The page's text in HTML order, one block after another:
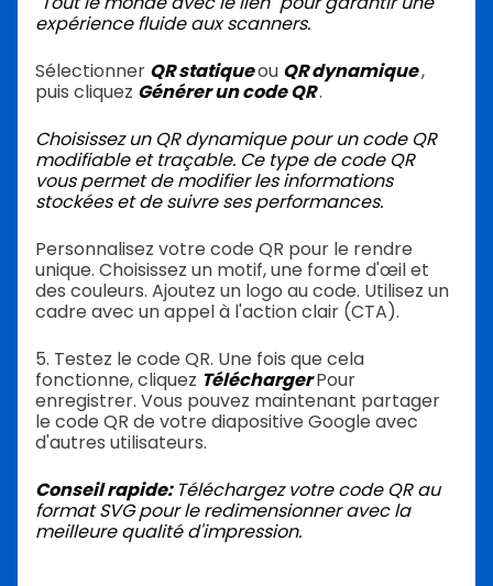
expérience fluide aux scanners.
Sélectionner QR statiqueou QR dynamique,
puis cliquez Générer un code QR.
Choisissez un QR dynamique pour un code QR
modifiable et traçable. Ce type de code QR
vous permet de modifier les informations
stockées et de suivre ses performances.
Personnalisez votre code QR pour le rendre
unique. Choisissez un motif, une forme d'œil et
des couleurs. Ajoutez un logo au code. Utilisez un
cadre avec un appel à l'action clair (CTA).
5. Testez le code QR. Une fois que cela
fonctionne, cliquez TéléchargerPour
enregistrer. Vous pouvez maintenant partager
le code QR de votre diapositive Google avec
d'autres utilisateurs.
Conseil rapide: Téléchargez votre code QR au
format SVG pour le redimensionner avec la
meilleure qualité d'impression.